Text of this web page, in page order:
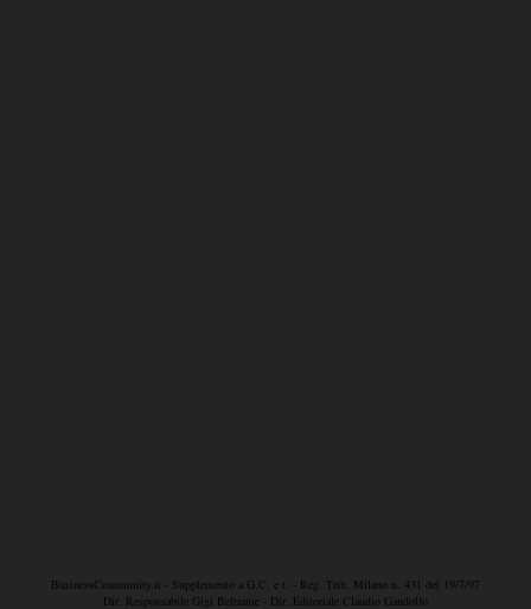
BusinessCommunity.it - Supplemento a G.C. e t. - Reg. Trib. Milano n. 431 del 19/7/97
Dir. Responsabile Gigi Beltrame - Dir. Editoriale Claudio Gandolfo